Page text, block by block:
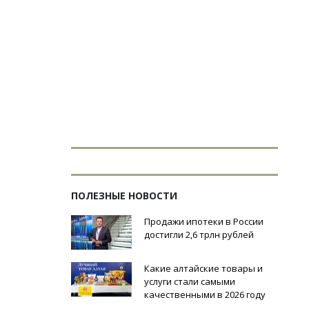
ПОЛЕЗНЫЕ НОВОСТИ
Продажи ипотеки в России
достигли 2,6 трлн рублей
Какие алтайские товары и
услуги стали самыми
качественными в 2026 году